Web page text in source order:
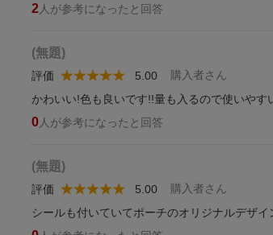
2 人が参考になったと回答
(無題)
購入者さん
評価 5.00
かわいい!色も良いです!!量も入るので使いやす
0 人が参考になったと回答
(無題)
購入者さん
評価 5.00
シールも付いていてポーチのオリジナルデザイ